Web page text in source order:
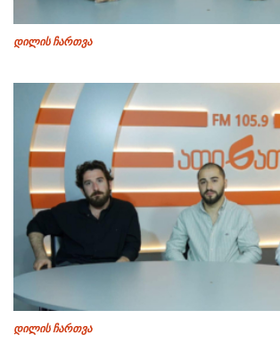
დილის ჩართვა
დილის ჩართვა